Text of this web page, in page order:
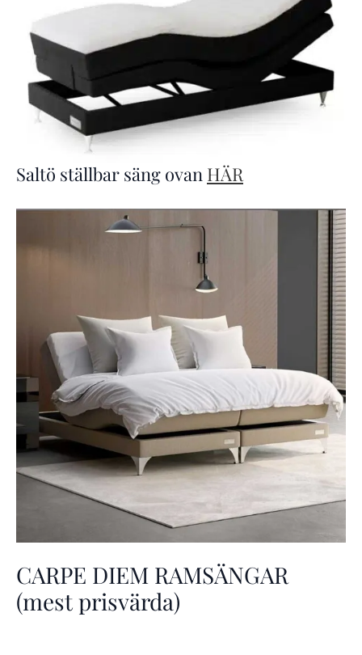
Saltö ställbar säng ovan HÄR
CARPE DIEM RAMSÄNGAR
(mest prisvärda)